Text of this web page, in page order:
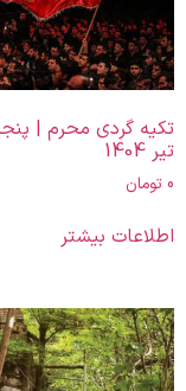
تیر 1404
0تومان
اطلاعات بیشتر